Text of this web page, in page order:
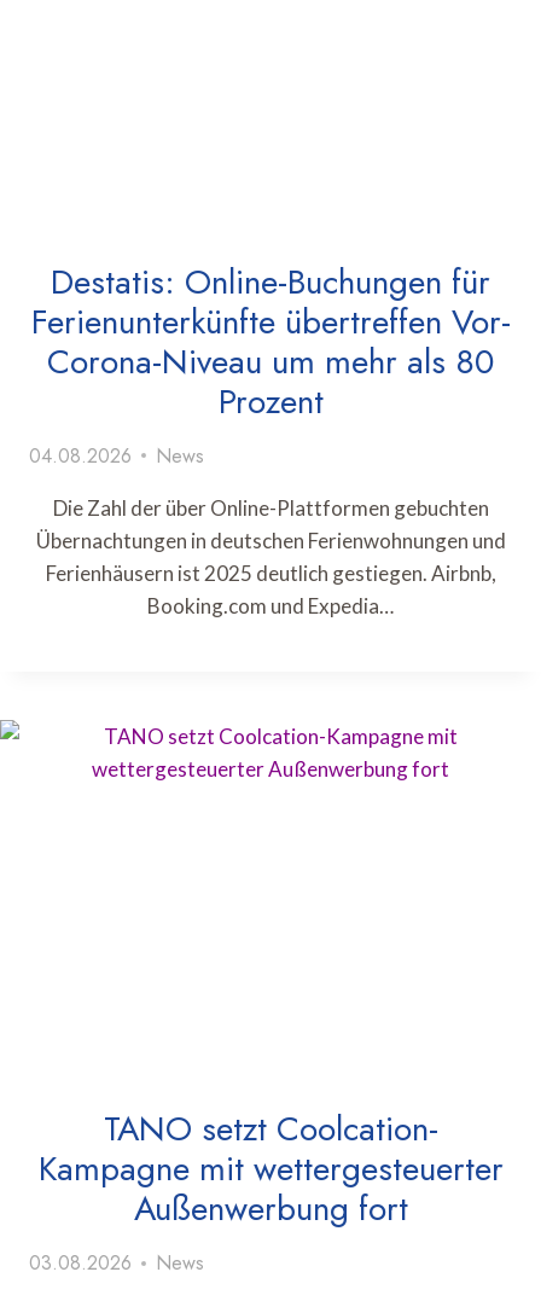
Destatis: Online-Buchungen für
Ferienunterkünfte übertreffen Vor-
Corona-Niveau um mehr als 80
Prozent
04.08.2026 News
Die Zahl der über Online-Plattformen gebuchten
Übernachtungen in deutschen Ferienwohnungen und
Ferienhäusern ist 2025 deutlich gestiegen. Airbnb,
Booking.com und Expedia…
TANO setzt Coolcation-
Kampagne mit wettergesteuerter
Außenwerbung fort
03.08.2026 News